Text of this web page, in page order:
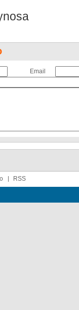
Email
RSS